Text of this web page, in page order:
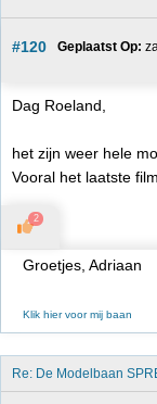
#120 Geplaatst Op:
Dag Roeland,
het zijn weer hele
Vooral het laatste
2
Groetjes, Adriaan
Klik hier voor mij baan
Re: De Modelbaan